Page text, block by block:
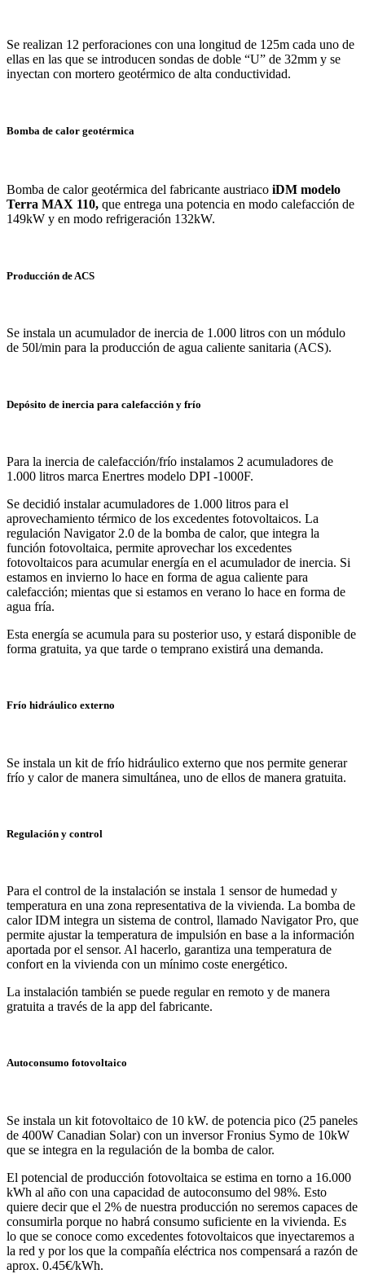
Se realizan 12 perforaciones con una longitud de 125m cada uno de
ellas en las que se introducen sondas de doble “U” de 32mm y se
inyectan con mortero geotérmico de alta conductividad.
Bomba de calor geotérmica
Bomba de calor geotérmica del fabricante austriaco iDM modelo
Terra MAX 110, que entrega una potencia en modo calefacción de
149kW y en modo refrigeración 132kW.
Producción de ACS
Se instala un acumulador de inercia de 1.000 litros con un módulo
de 50l/min para la producción de agua caliente sanitaria (ACS).
Depósito de inercia para calefacción y frío
Para la inercia de calefacción/frío instalamos 2 acumuladores de
1.000 litros marca Enertres modelo DPI -1000F.
Se decidió instalar acumuladores de 1.000 litros para el
aprovechamiento térmico de los excedentes fotovoltaicos. La
regulación Navigator 2.0 de la bomba de calor, que integra la
función fotovoltaica, permite aprovechar los excedentes
fotovoltaicos para acumular energía en el acumulador de inercia. Si
estamos en invierno lo hace en forma de agua caliente para
calefacción; mientas que si estamos en verano lo hace en forma de
agua fría.
Esta energía se acumula para su posterior uso, y estará disponible de
forma gratuita, ya que tarde o temprano existirá una demanda.
Frío hidráulico externo
Se instala un kit de frío hidráulico externo que nos permite generar
frío y calor de manera simultánea, uno de ellos de manera gratuita.
Regulación y control
Para el control de la instalación se instala 1 sensor de humedad y
temperatura en una zona representativa de la vivienda. La bomba de
calor IDM integra un sistema de control, llamado Navigator Pro, que
permite ajustar la temperatura de impulsión en base a la información
aportada por el sensor. Al hacerlo, garantiza una temperatura de
confort en la vivienda con un mínimo coste energético.
La instalación también se puede regular en remoto y de manera
gratuita a través de la app del fabricante.
Autoconsumo fotovoltaico
Se instala un kit fotovoltaico de 10 kW. de potencia pico (25 paneles
de 400W Canadian Solar) con un inversor Fronius Symo de 10kW
que se integra en la regulación de la bomba de calor.
El potencial de producción fotovoltaica se estima en torno a 16.000
kWh al año con una capacidad de autoconsumo del 98%. Esto
quiere decir que el 2% de nuestra producción no seremos capaces de
consumirla porque no habrá consumo suficiente en la vivienda. Es
lo que se conoce como excedentes fotovoltaicos que inyectaremos a
la red y por los que la compañía eléctrica nos compensará a razón de
aprox. 0.45€/kWh.